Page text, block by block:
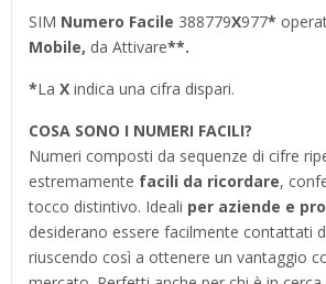
SIM Numero Facile 388779X977*
Mobile, da Attivare**.
*La X indica una cifra dispari.
COSA SONO I NUMERI FACILI?
Numeri composti da sequenze di cifre
estremamente facili da ricordare,
tocco distintivo. Ideali per aziende e
desiderano essere facilmente contattati
riuscendo così a ottenere un vantaggio